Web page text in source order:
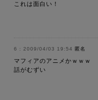
これは面白い！
2009/04/03 19:54 匿名
マフィアのアニメかｗｗｗ
話がむずい